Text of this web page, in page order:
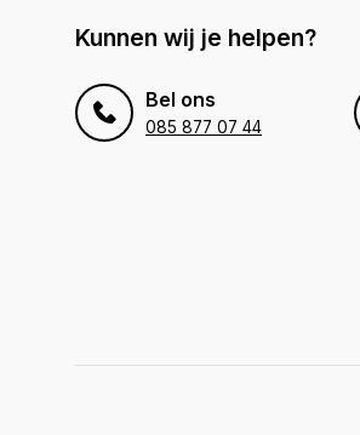
Kunnen wij je helpen?
Bel ons
085 877 07 44